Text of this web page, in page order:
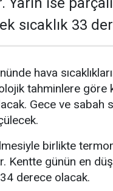
sıcaklık 33
hava
tahminlere göre
Gece ve sabah
birlikte
günün en
34 derece olacak.